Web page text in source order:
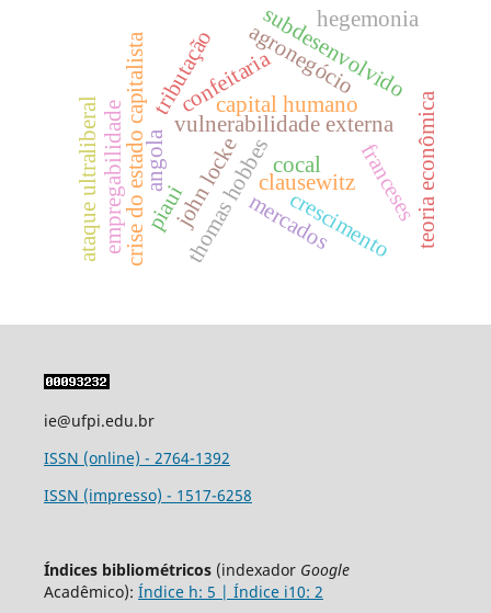
clausewitz
thomas hobbes
vulnerabilidade externa
confeitaria
crise do estado capitalistatributação agronegócio
franceses
john locke
angola teoria econômica
subdesenvolvido
mercados
crescimento
empregabilidade
hegemonia
capital humano
cocal
piaui
ataque ultraliberal
ie@ufpi.edu.br
ISSN (online) - 2764-1392
ISSN (impresso) - 1517-6258
Índices bibliométricos (indexador Google
Acadêmico): Índice h: 5 | Índice i10: 2